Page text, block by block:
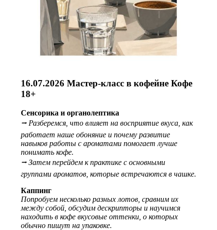
16.07.2026 Мастер-класс в кофейне Кофе
18+
Сенсорика и органолептика
⭢ Разберемся, что влияет на восприятие вкуса, как
работает наше обоняние и почему развитие
навыков работы с ароматами помогает лучше
понимать кофе.
⭢ Затем перейдем к практике с основными
группами ароматов, которые встречаются в чашке.
Каппинг
Попробуем несколько разных лотов, сравним их
между собой, обсудим дескрипторы и научимся
находить в кофе вкусовые оттенки, о которых
обычно пишут на упаковке.